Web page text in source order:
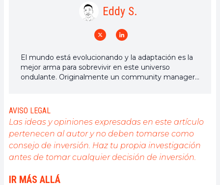
Eddy S.
El mundo está evolucionando y la adaptación es la
mejor arma para sobrevivir en este universo
ondulante. Originalmente un community manager
blockchain y sus derivados. Para compartir mi
experiencia y promover un campo que me
apasiona, nada mejor que escribir artículos
informativos y relajados.
AVISO LEGAL
Las ideas y opiniones expresadas en este artículo
pertenecen al autor y no deben tomarse como
consejo de inversión. Haz tu propia investigación
antes de tomar cualquier decisión de inversión.
IR MÁS ALLÁ